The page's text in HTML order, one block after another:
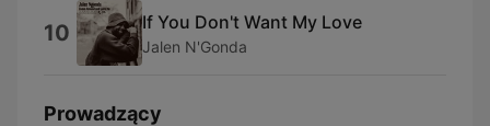
10 If You Don't Want My Love
Jalen N'Gonda
Prowadzący